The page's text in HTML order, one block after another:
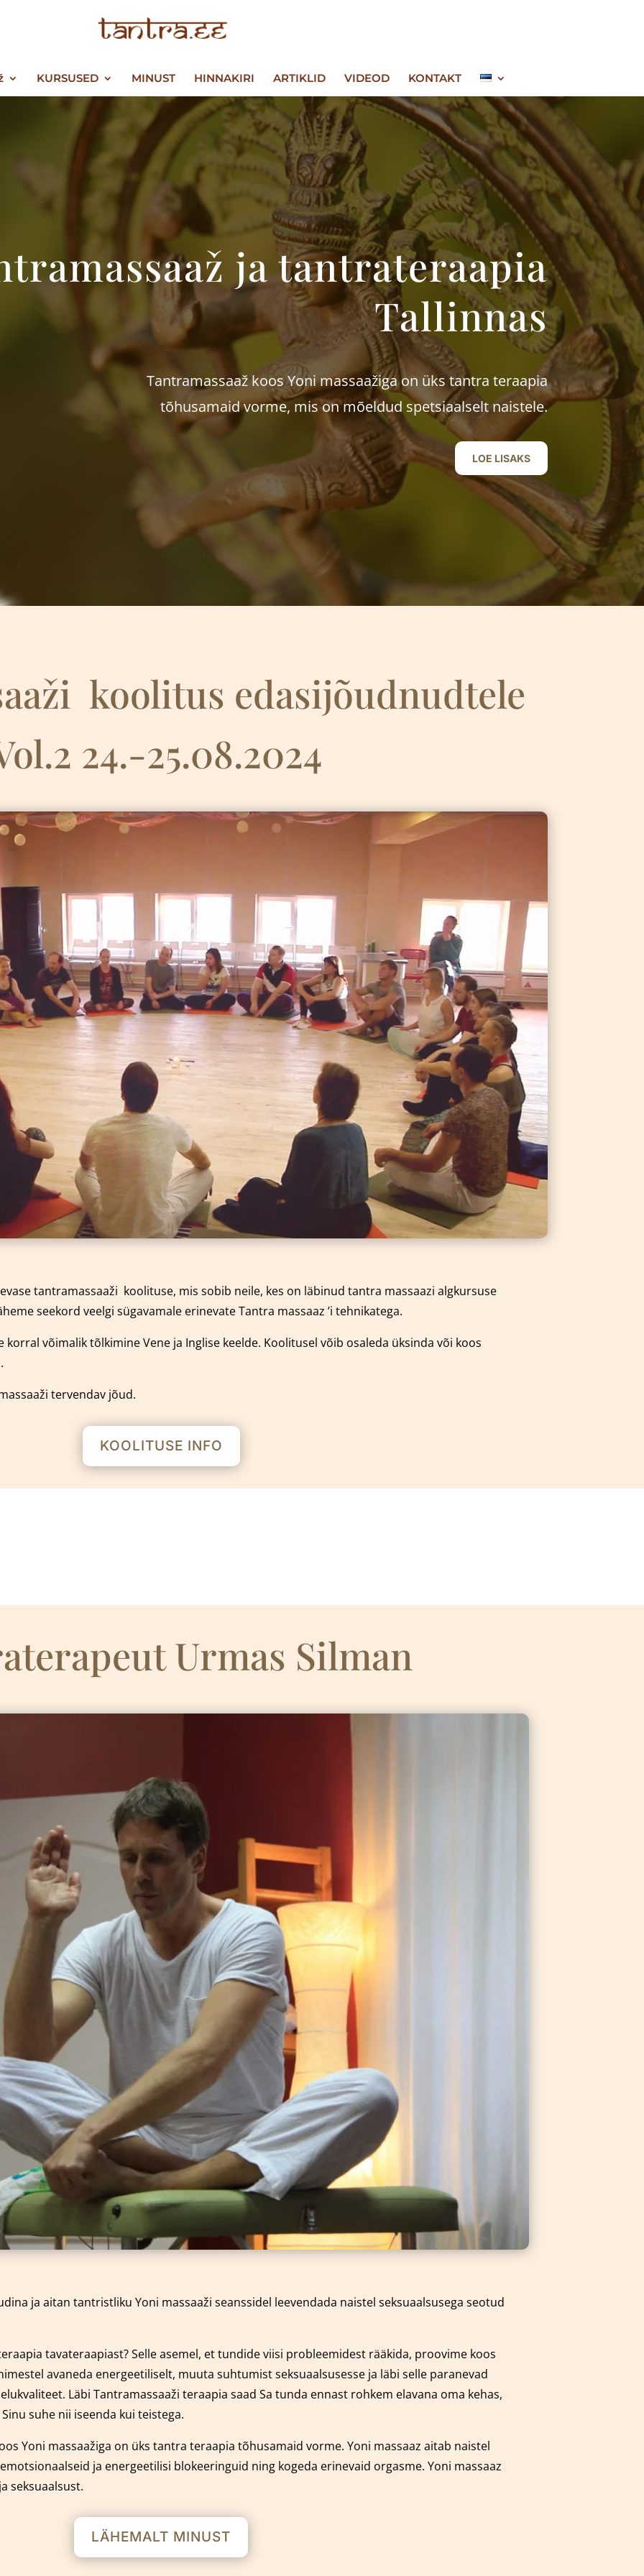
KURSUSED MINUST HINNAKIRI ARTIKLID VIDEOD KONTAKT
ja tantrateraapia
Tallinnas
Tantramassaaž koos Yoni massaažiga on üks tantra teraapia
tõhusamaid vorme, mis on mõeldud spetsiaalselt naistele.
LOE LISAKS
koolitus edasijõudnudtele
24.-25.08.2024
tantramassaaži koolituse, mis sobib neile, kes on läbinud tantra massaazi algkursuse
seekord veelgi sügavamale erinevate Tantra massaaz ’i tehnikatega.
võimalik tõlkimine Vene ja Inglise keelde. Koolitusel võib osaleda üksinda või koos
tervendav jõud.
KOOLITUSE INFO
Urmas Silman
ja aitan tantristliku Yoni massaaži seanssidel leevendada naistel seksuaalsusega seotud
tavateraapiast? Selle asemel, et tundide viisi probleemidest rääkida, proovime koos
avaneda energeetiliselt, muuta suhtumist seksuaalsusesse ja läbi selle paranevad
Läbi Tantramassaaži teraapia saad Sa tunda ennast rohkem elavana oma kehas,
suhe nii iseenda kui teistega.
Yoni massaažiga on üks tantra teraapia tõhusamaid vorme. Yoni massaaz aitab naistel
ja energeetilisi blokeeringuid ning kogeda erinevaid orgasme. Yoni massaaz
seksuaalsust.
LÄHEMALT MINUST